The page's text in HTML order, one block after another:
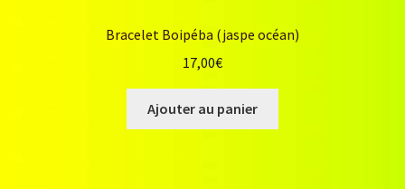
Bracelet Boipéba (jaspe océan)
17,00€
Ajouter au panier